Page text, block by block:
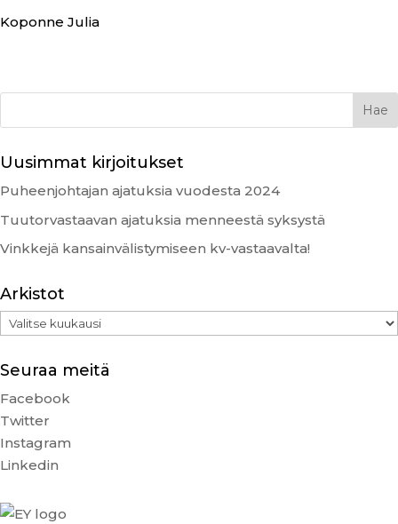
Koponne Julia
Uusimmat kirjoitukset
Puheenjohtajan ajatuksia vuodesta 2024
Tuutorvastaavan ajatuksia menneestä syksystä
Vinkkejä kansainvälistymiseen kv-vastaavalta!
Arkistot
Arkistot
Seuraa meitä
Facebook
Twitter
Instagram
Linkedin